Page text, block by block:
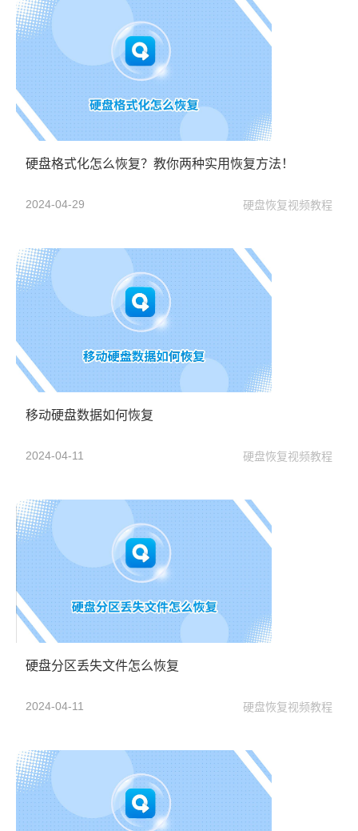
硬盘格式化怎么恢复？教你两种实用恢复方法！
2024-04-29 硬盘恢复视频教程
移动硬盘数据如何恢复
2024-04-11 硬盘恢复视频教程
硬盘分区丢失文件怎么恢复
2024-04-11 硬盘恢复视频教程